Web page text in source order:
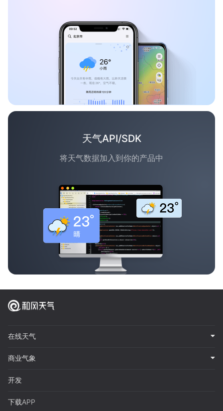
天气API/SDK
将天气数据加入到你的产品中
在线天气
商业气象
开发
下载APP